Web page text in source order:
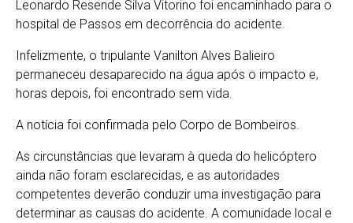
Leonardo Resende Silva Vitorino foi encaminhado para o
hospital de Passos em decorrência do acidente.
Infelizmente, o tripulante Vanilton Alves Balieiro
permaneceu desaparecido na água após o impacto e,
horas depois, foi encontrado sem vida.
A notícia foi confirmada pelo Corpo de Bombeiros.
As circunstâncias que levaram à queda do helicóptero
ainda não foram esclarecidas, e as autoridades
competentes deverão conduzir uma investigação para
determinar as causas do acidente. A comunidade local e